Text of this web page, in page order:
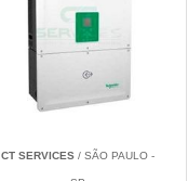
CT SERVICES / SÃO PAULO -